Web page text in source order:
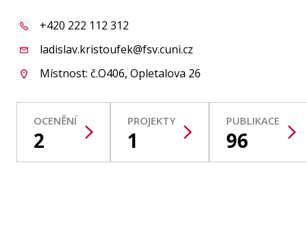
+420 222 112 312
ladislav.kristoufek@fsv.cuni.cz
Místnost: č.O406, Opletalova 26
OCENĚNÍ
2
PROJEKTY
1
PUBLIKACE
96